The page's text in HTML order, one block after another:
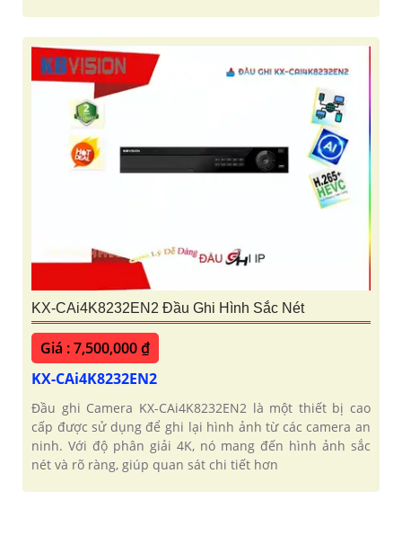
KX-CAi4K8232EN2 Đầu Ghi Hình Sắc Nét
Giá : 7,500,000 ₫
KX-CAi4K8232EN2
Đầu ghi Camera KX-CAi4K8232EN2 là một thiết bị cao
cấp được sử dụng để ghi lại hình ảnh từ các camera an
ninh. Với độ phân giải 4K, nó mang đến hình ảnh sắc
nét và rõ ràng, giúp quan sát chi tiết hơn